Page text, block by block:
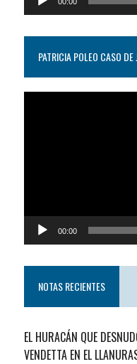
00:00
PATRICIA POLEO CASO
00:00
NOTAS RECIENTES
EL HURACÁN QUE
VENDETTA EN EL